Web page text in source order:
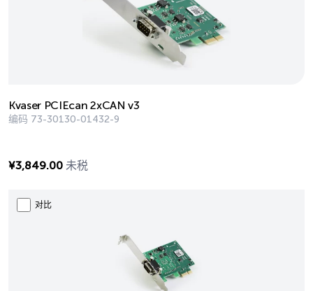
Kvaser PCIEcan 2xCAN v3
编码 73-30130-01432-9
¥3,849.00 未税
对比